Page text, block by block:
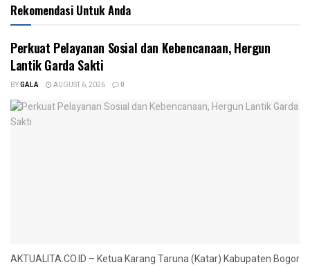
Rekomendasi Untuk Anda
Perkuat Pelayanan Sosial dan Kebencanaan, Hergun
Lantik Garda Sakti
BYGALA AUGUST 6, 2026 0
AKTUALITA.CO.ID – Ketua Karang Taruna (Katar) Kabupaten Bogor